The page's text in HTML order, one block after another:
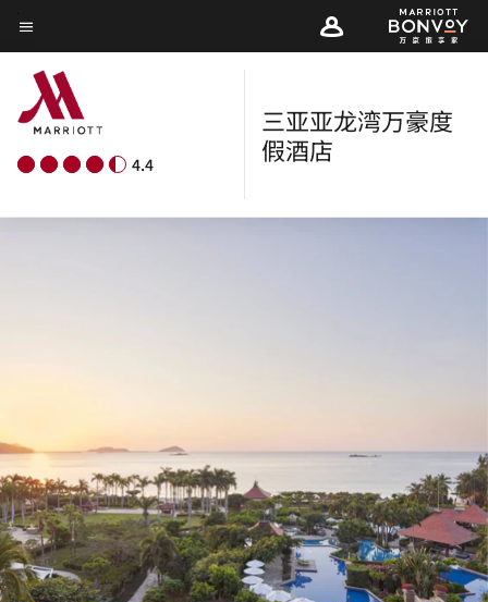
Skip
to
main
content
菜单文本
4.4
三亚亚龙湾万豪度
假酒店